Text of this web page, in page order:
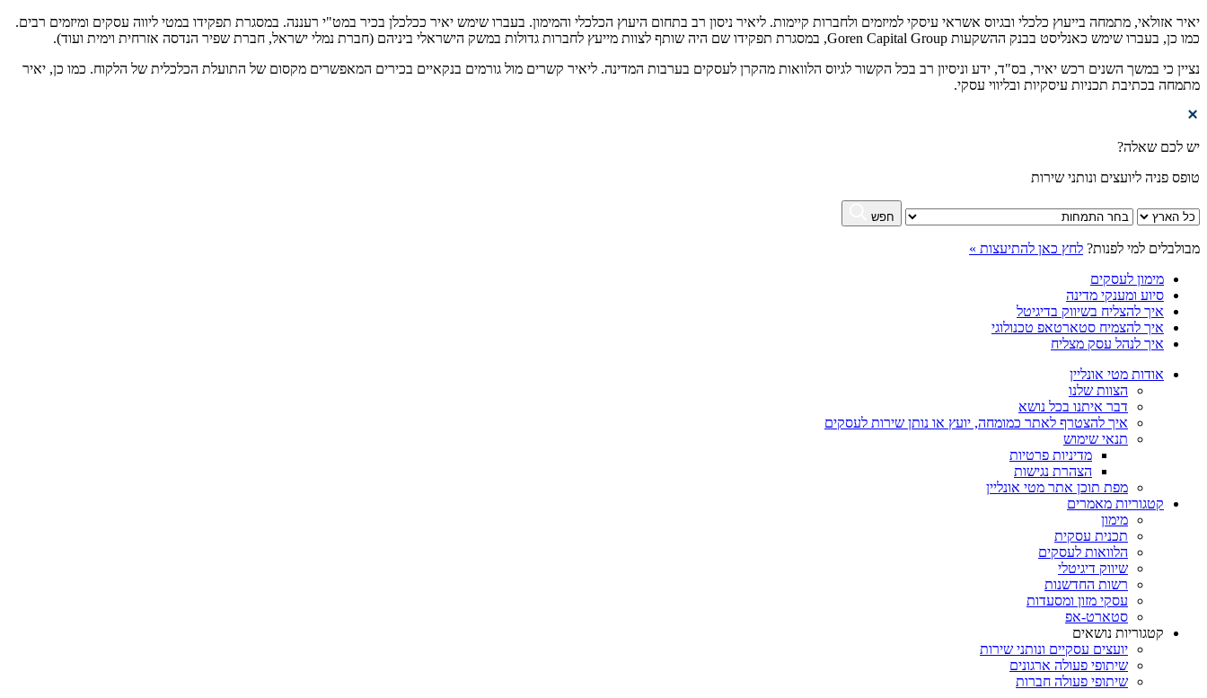
יאיר אזולאי, מתמחה בייעוץ כלכלי ובגיוס אשראי עיסקי למיזמים ולחברות קיימות. ליאיר ניסון רב בתחום היעוץ הכלכלי והמימון. בעברו שימש יאיר ככלכלן בכיר במט"י רעננה. במסגרת תפקידו במטי ליווה עסקים ומיזמים רבים.
כמו כן, בעברו שימש כאנליסט בבנק ההשקעות Goren Capital Group, במסגרת תפקידו שם היה שותף לצוות מייעץ לחברות גדולות במשק הישראלי ביניהם (חברת נמלי ישראל, חברת שפיר הנדסה אזרחית וימית ועוד).
נציין כי במשך השנים רכש יאיר, בס"ד, ידע וניסיון רב בכל הקשור לגיוס הלוואות מהקרן לעסקים בערבות המדינה. ליאיר קשרים מול גורמים בנקאיים בכירים המאפשרים מקסום של התועלת הכלכלית של הלקוח. כמו כן, יאיר
מתמחה בכתיבת תכניות עיסקיות ובליווי עסקי.
יש לכם שאלה?
טופס פניה ליועצים ונותני שירות
חפש
מבולבלים למי לפנות? לחץ כאן להתיעצות »
מימון לעסקים
סיוע ומענקי מדינה
איך להצליח בשיווק בדיגיטל
איך להצמיח סטארטאפ טכנולוגי
איך לנהל עסק מצליח
אודות מטי אונליין
הצוות שלנו
דבר איתנו בכל נושא
איך להצטרף לאתר כמומחה, יועץ או נותן שירות לעסקים
תנאי שימוש
מדיניות פרטיות
הצהרת נגישות
מפת תוכן אתר מטי אונליין
קטגוריות מאמרים
מימון
תכנית עסקית
הלוואות לעסקים
שיווק דיגיטלי
רשות החדשנות
עסקי מזון ומסעדות
סטארט-אפ
קטגוריות נושאים
יועצים עסקיים ונותני שירות
שיתופי פעולה ארגונים
שיתופי פעולה חברות